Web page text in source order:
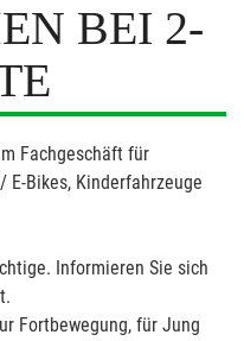
BEI 2-
Fachgeschäft für
Bikes, Kinderfahrzeuge
Informieren Sie sich
Fortbewegung, für Jung